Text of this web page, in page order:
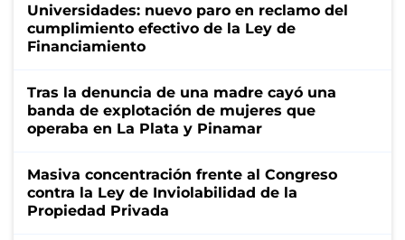
Universidades: nuevo paro en reclamo del
cumplimiento efectivo de la Ley de
Financiamiento
Tras la denuncia de una madre cayó una
banda de explotación de mujeres que
operaba en La Plata y Pinamar
Masiva concentración frente al Congreso
contra la Ley de Inviolabilidad de la
Propiedad Privada